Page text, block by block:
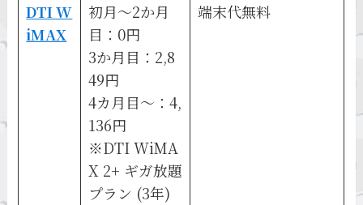
DTI W
iMAX
初月～2か月
目：0円
3か月目：2,8
49円
4カ月目～：4,
136円
※DTI WiMA
X 2+ ギガ放題
プラン (3年)
端末代無料